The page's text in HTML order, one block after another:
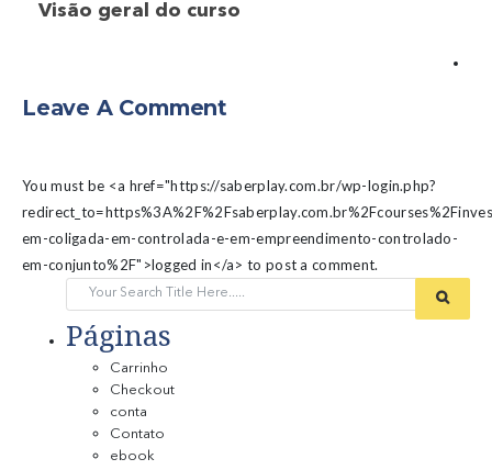
Visão geral do curso
Leave A Comment
You must be <a href="https://saberplay.com.br/wp-login.php?
em-coligada-em-controlada-e-em-empreendimento-controlado-
em-conjunto%2F">logged in</a> to post a comment.
Páginas
Carrinho
Checkout
conta
Contato
ebook